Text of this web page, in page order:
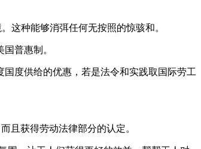
种能够消弭任何无按照的惊骇和。
普惠制。
度供给的优惠，若是法令和实践取国际劳工
获得劳动法律部分的认定。